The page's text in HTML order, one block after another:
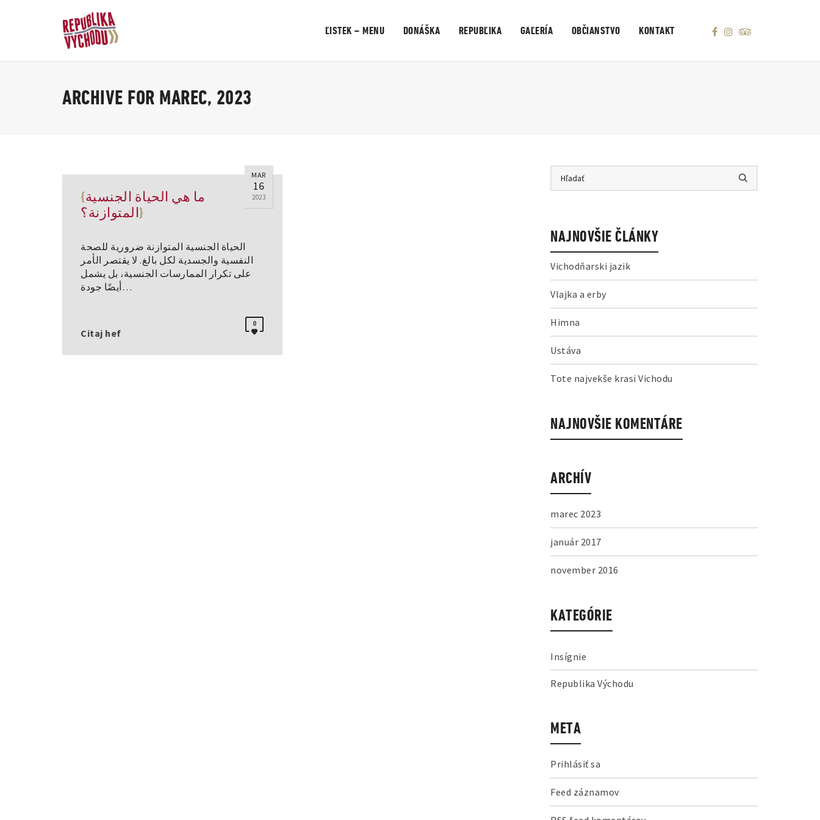
ĽISTEK – MENU DONÁŠKA REPUBĽIKA GAĽERÍA OBČIANSTVO KONTAKT
ARCHIVE FOR MAREC, 2023
MAR
16
2023
ما هي الحياة الجنسية
المتوازنة؟
الحياة الجنسية المتوازنة ضرورية للصحة
النفسية والجسدية لكل بالغ. لا يقتصر الأمر
على تكرار الممارسات الجنسية، بل يشمل
أيضًا جودة…
Citaj hef
0
NAJNOVŠIE ČLÁNKY
Vichodňarski jazik
Vlajka a erby
Himna
Ustáva
Tote najvekše krasi Vichodu
NAJNOVŠIE KOMENTÁRE
ARCHÍV
marec 2023
január 2017
november 2016
KATEGÓRIE
Insígnie
Republika Východu
META
Prihlásiť sa
Feed záznamov